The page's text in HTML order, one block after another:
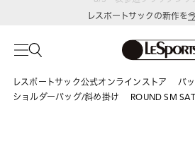
レスポートサックの新作を
レスポートサック公式オンラインストア
バ
ショルダーバッグ/斜め掛け
ROUND SM